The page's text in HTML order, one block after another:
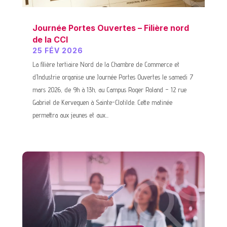
Journée Portes Ouvertes – Filière nord
de la CCI
25 FÉV 2026
La filière tertiaire Nord de la Chambre de Commerce et
d’Industrie organise une Journée Portes Ouvertes le samedi 7
mars 2026, de 9h à 13h, au Campus Roger Roland – 12 rue
Gabriel de Kerveguen à Sainte-Clotilde. Cette matinée
permettra aux jeunes et aux...